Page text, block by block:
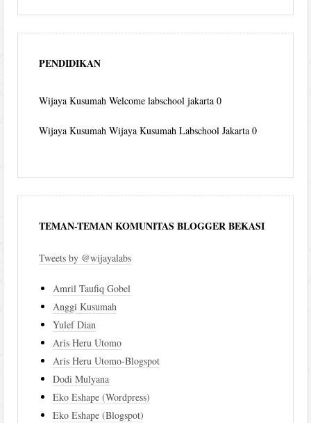
PENDIDIKAN
Wijaya Kusumah Welcome labschool jakarta 0
Wijaya Kusumah Wijaya Kusumah Labschool Jakarta 0
TEMAN-TEMAN KOMUNITAS BLOGGER BEKASI
Tweets by @wijayalabs
Amril Taufiq Gobel
Anggi Kusumah
Yulef Dian
Aris Heru Utomo
Aris Heru Utomo-Blogspot
Dodi Mulyana
Eko Eshape (Wordpress)
Eko Eshape (Blogspot)